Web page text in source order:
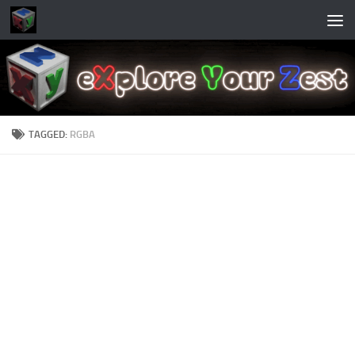
Skip to content
TAGGED: RGBA